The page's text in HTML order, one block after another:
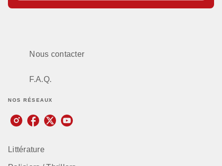
Nous contacter
F.A.Q.
NOS RÉSEAUX
Littérature